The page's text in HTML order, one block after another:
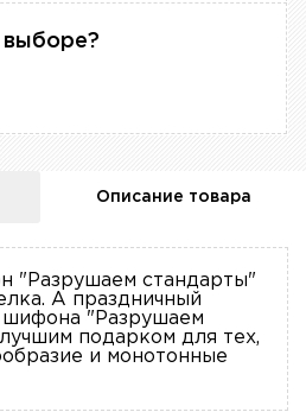
Описание товара
"Разрушаем стандарты"
А праздничный
"Разрушаем
подарком для тех,
и монотонные